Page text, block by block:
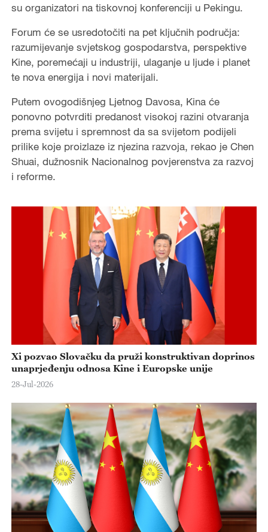
su organizatori na tiskovnoj konferenciji u Pekingu.
Forum će se usredotočiti na pet ključnih područja:
razumijevanje svjetskog gospodarstva, perspektive
Kine, poremećaji u industriji, ulaganje u ljude i planet
te nova energija i novi materijali.
Putem ovogodišnjeg Ljetnog Davosa, Kina će
ponovno potvrditi predanost visokoj razini otvaranja
prema svijetu i spremnost da sa svijetom podijeli
prilike koje proizlaze iz njezina razvoja, rekao je Chen
Shuai, dužnosnik Nacionalnog povjerenstva za razvoj
i reforme.
Xi pozvao Slovačku da pruži konstruktivan doprinos
unaprjeđenju odnosa Kine i Europske unije
28-Jul-2026